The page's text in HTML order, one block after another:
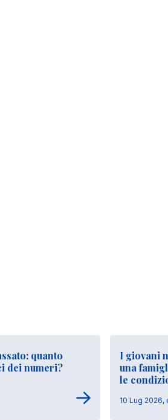
quanto
dei numeri?
I giovani
una
le
10 Lug 2026,